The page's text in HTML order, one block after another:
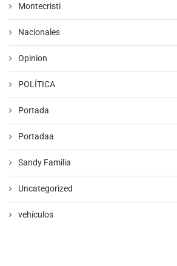
Montecristi
Nacionales
Opinion
POLÍTICA
Portada
Portadaa
Sandy Familia
Uncategorized
vehículos